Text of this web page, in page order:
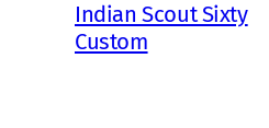
Indian Scout Sixty
Custom